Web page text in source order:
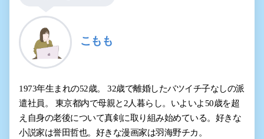
こもも
1973年生まれの52歳。 32歳で離婚したバツイチ子なしの派
遣社員。 東京都内で母親と2人暮らし。いよいよ50歳を超
え自身の老後について真剣に取り組み始めている。好きな
小説家は誉田哲也。好きな漫画家は羽海野チカ。